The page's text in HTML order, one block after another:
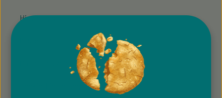
Hinweisgeber­system
Datenschutzhinweise
Cookie-Einstellungen